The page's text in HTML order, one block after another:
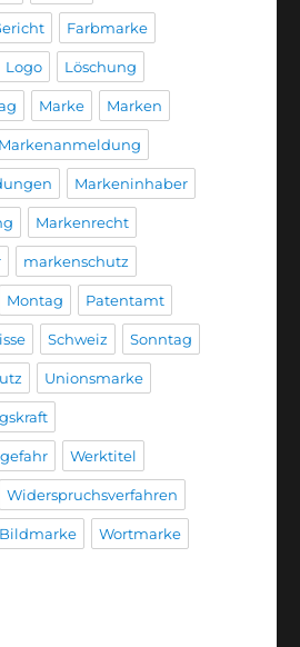
Farbmarke
Logo Löschung
Marke Marken
Markenanmeldung
Markeninhaber
Markenrecht
markenschutz
Montag Patentamt
Schweiz Sonntag
Unionsmarke
Werktitel
Widerspruchsverfahren
Wortmarke